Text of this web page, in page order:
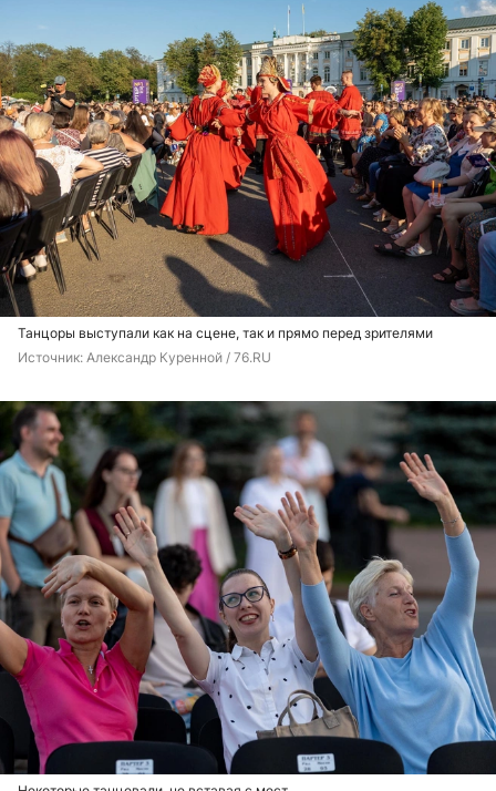
Танцоры выступали как на сцене, так и прямо перед зрителями
Источник: Александр Куренной / 76.RU